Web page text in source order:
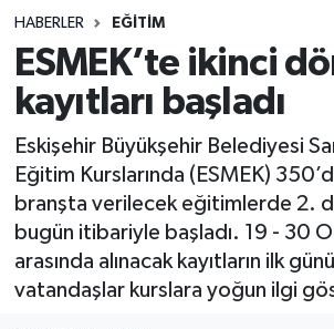
HABERLER EĞITIM
ESMEK’te ikinci
kayıtları başladı
Eskişehir Büyükşehir Belediyesi
Eğitim Kurslarında (ESMEK)
branşta verilecek eğitimlerde 2.
bugün itibariyle başladı. 19 - 30
arasında alınacak kayıtların ilk
vatandaşlar kurslara yoğun ilgi
Eğitim
Ekonomi
Eskişehir
Eskişehirspor
Genel
TFF 3.Lig 4.Grup Puan Durumu
Tüm Manşetler
Son Dakika Haberleri
Haber Arşivi